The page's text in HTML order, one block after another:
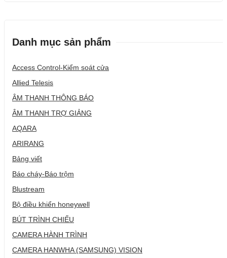
Danh mục sản phẩm
Access Control-Kiểm soát cửa
Allied Telesis
ÂM THANH THÔNG BÁO
ÂM THANH TRỢ GIẢNG
AQARA
ARIRANG
Bảng viết
Báo cháy-Báo trộm
Blustream
Bộ điều khiển honeywell
BÚT TRÌNH CHIẾU
CAMERA HÀNH TRÌNH
CAMERA HANWHA (SAMSUNG) VISION